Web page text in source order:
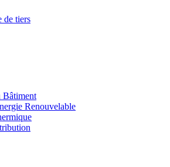
de tiers
Bâtiment
Renouvelable